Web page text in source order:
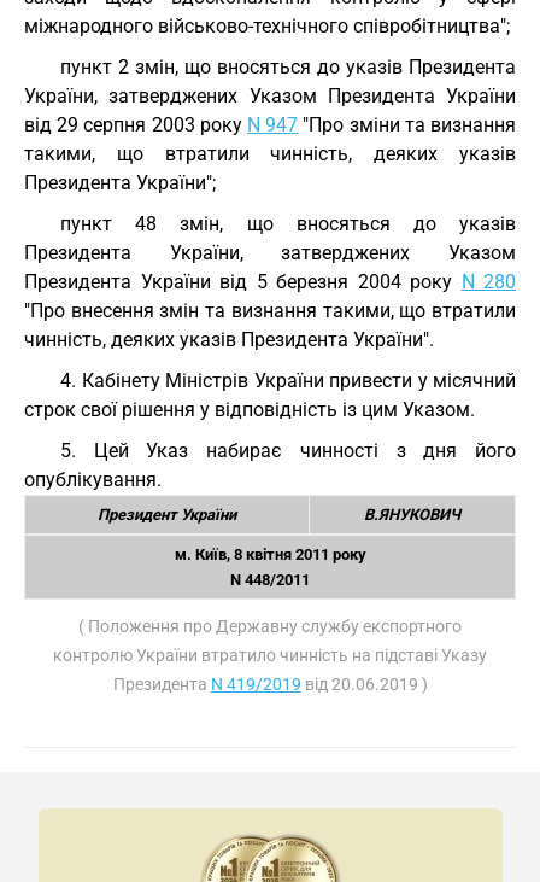
міжнародного військово-технічного співробітництва";
пункт 2 змін, що вносяться до указів Президента
України, затверджених Указом Президента України
від 29 серпня 2003 року N 947 "Про зміни та визнання
такими, що втратили чинність, деяких указів
Президента України";
пункт 48 змін, що вносяться до указів
Президента України, затверджених Указом
Президента України від 5 березня 2004 року N 280
"Про внесення змін та визнання такими, що втратили
чинність, деяких указів Президента України".
4. Кабінету Міністрів України привести у місячний
строк свої рішення у відповідність із цим Указом.
5. Цей Указ набирає чинності з дня його
опублікування.
Президент України В.ЯНУКОВИЧ
м. Київ, 8 квітня 2011 року
N 448/2011
( Положення про Державну службу експортного
контролю України втратило чинність на підставі Указу
Президента N 419/2019 від 20.06.2019 )